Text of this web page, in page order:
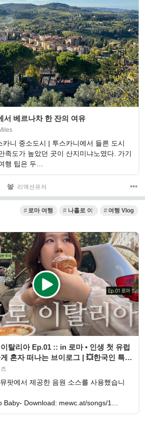
산지미냐노에서 베르나차 한 잔의 여유
카니 중소도시 | 투스카니에서 들른 도시
도가 높았던 곳이 산지미냐노였다. 가기
행 팁은 두…
리액션유저
로마 여행 나홀로 여행 여행 Vlog
탈리아 Ep.01 :: in 로마 • 인생 첫 유럽
혼자 떠나는 브이로그 | 💥한국인 특 =
팟에서 제공한 음원 소스를 사용했습니
Baby- Download: mewc.at/songs/1…